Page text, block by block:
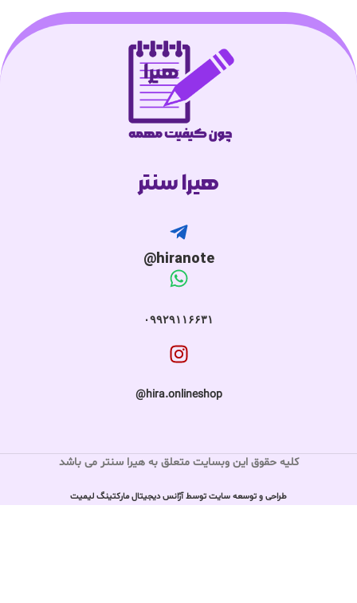
هیرا سنتر
hiranote@
۰۹۹۲۹۱۱۶۶۳۱
hira.onlineshop@
کلیه حقوق این وبسایت متعلق به هیرا سنتر می باشد
طراحی و توسعه سایت توسط آژانس دیجیتال مارکتینگ لیمیت